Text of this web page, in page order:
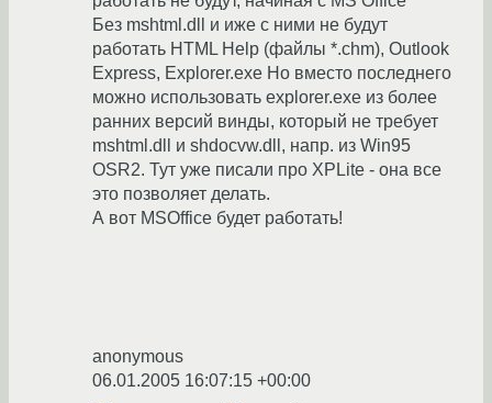
Без mshtml.dll и иже с ними не будут
работать HTML Help (файлы *.chm), Outlook
Express, Explorer.exe Но вместо последнего
можно использовать explorer.exe из более
ранних версий винды, который не требует
mshtml.dll и shdocvw.dll, напр. из Win95
OSR2. Тут уже писали про XPLite - она все
это позволяет делать.
А вот MSOffice будет работать!
anonymous
06.01.2005 16:07:15 +00:00